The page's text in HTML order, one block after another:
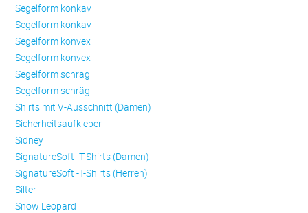
Se­gel­form konkav
Se­gel­form konkav
Se­gel­form konvex
Se­gel­form konvex
Se­gel­form schräg
Se­gel­form schräg
Shirts mit V-Ausschnitt (Damen)
Sicherheitsaufkleber
Sidney
SignatureSoft -T-Shirts (Damen)
SignatureSoft -T-Shirts (Herren)
Silter
Snow Leopard